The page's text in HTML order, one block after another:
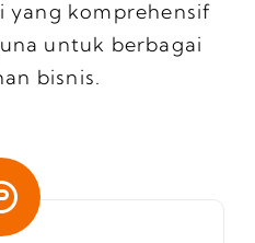
yang komprehensif
untuk berbagai
bisnis.